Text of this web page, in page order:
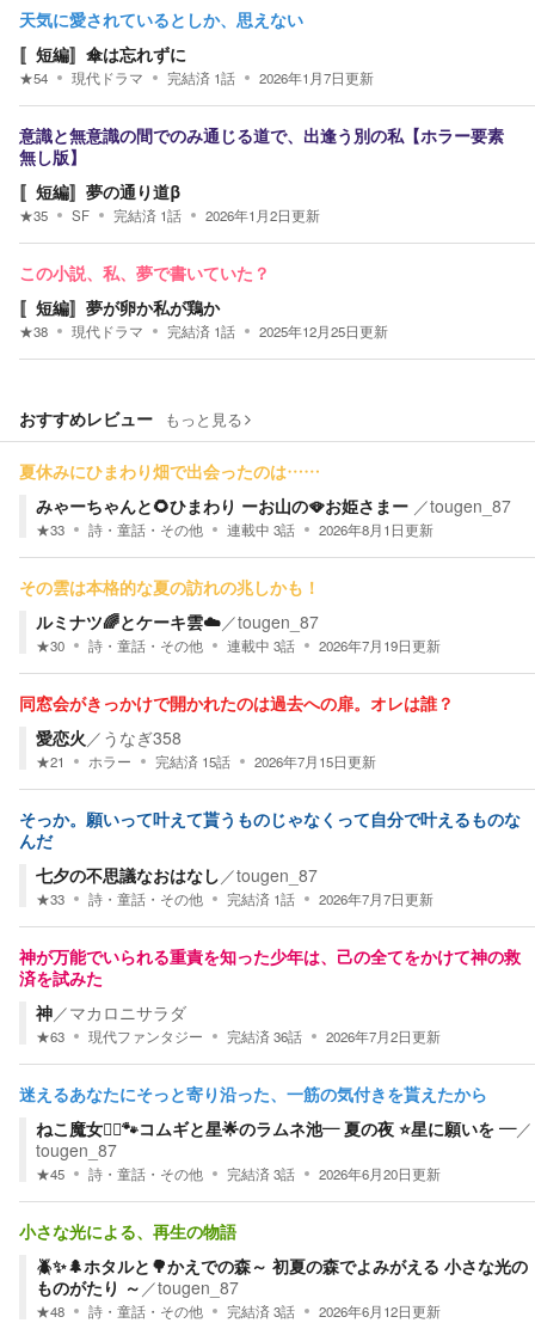
天気に愛されているとしか、思えない
〚短編〛傘は忘れずに
★54 現代ドラマ 完結済 1話 2026年1月7日更新
意識と無意識の間でのみ通じる道で、出逢う別の私【ホラー要素
無し版】
〚短編〛夢の通り道β
★35 SF 完結済 1話 2026年1月2日更新
この小説、私、夢で書いていた？
〚短編〛夢が卵か私が鶏か
★38 現代ドラマ 完結済 1話 2025年12月25日更新
おすすめレビュー もっと見る
夏休みにひまわり畑で出会ったのは……
みゃーちゃんと🌻ひまわり ーお山の🪭お姫さまー ／tougen_87
★33 詩・童話・その他 連載中 3話 2026年8月1日更新
その雲は本格的な夏の訪れの兆しかも！
ルミナツ🌈とケーキ雲︎︎☁️／tougen_87
★30 詩・童話・その他 連載中 3話 2026年7月19日更新
同窓会がきっかけで開かれたのは過去への扉。オレは誰？
愛恋火／ うなぎ358
★21 ホラー 完結済 15話 2026年7月15日更新
そっか。願いって叶えて貰うものじゃなくって自分で叶えるものな
んだ
七夕の不思議なおはなし／tougen_87
★33 詩・童話・その他 完結済 1話 2026年7月7日更新
神が万能でいられる重責を知った少年は、己の全てをかけて神の救
済を試みた
神／マカロニサラダ
★63 現代ファンタジー 完結済36話 2026年7月2日更新
迷えるあなたにそっと寄り沿った、一筋の気付きを貰えたから
ねこ魔女🧙‍♀️🐾コムギと星🌟のラムネ池― 夏の夜 ⭐️星に願いを ―／
tougen_87
★45 詩・童話・その他 完結済3話 2026年6月20日更新
小さな光による、再生の物語
🪲✨🌲ホタルと🌳かえでの森～ 初夏の森でよみがえる 小さな光の
ものがたり ～ ／tougen_87
★48 詩・童話・その他 完結済3話 2026年6月12日更新